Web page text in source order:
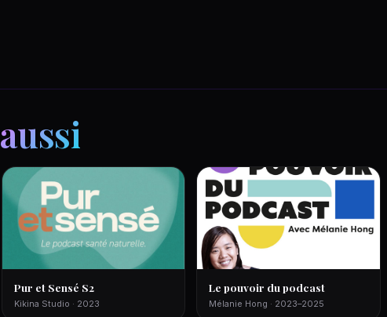
aussi
Pur et Sensé S2
Kikina Studio · 2023
Le pouvoir du podcast
Mélanie Hong · 2023–2025